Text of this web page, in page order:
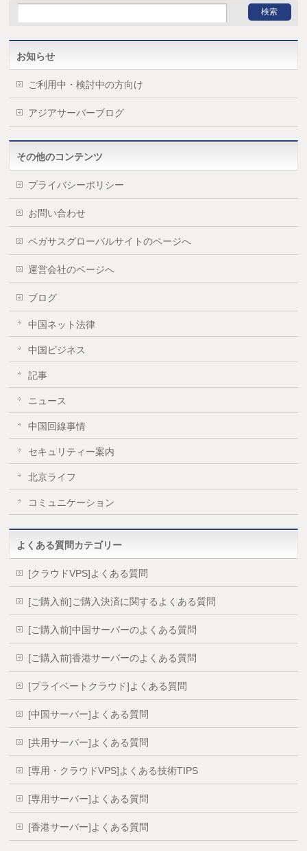
お知らせ
ご利用中・検討中の方向け
アジアサーバーブログ
その他のコンテンツ
プライバシーポリシー
お問い合わせ
ペガサスグローバルサイトのページへ
運営会社のページへ
ブログ
中国ネット法律
中国ビジネス
記事
ニュース
中国回線事情
セキュリティー案内
北京ライフ
コミュニケーション
よくある質問カテゴリー
[クラウドVPS]よくある質問
[ご購入前]ご購入決済に関するよくある質問
[ご購入前]中国サーバーのよくある質問
[ご購入前]香港サーバーのよくある質問
[プライベートクラウド]よくある質問
[中国サーバー]よくある質問
[共用サーバー]よくある質問
[専用・クラウドVPS]よくある技術TIPS
[専用サーバー]よくある質問
[香港サーバー]よくある質問